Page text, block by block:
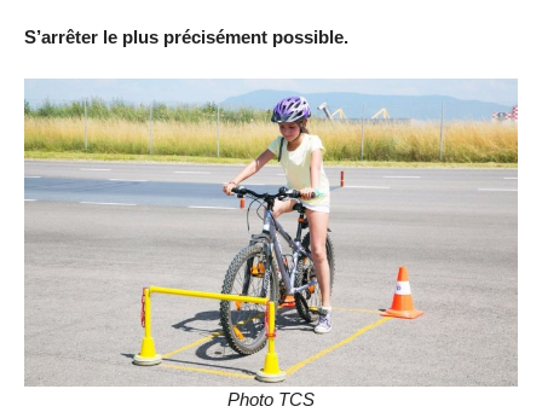
S’arrêter le plus précisément possible.
Photo TCS